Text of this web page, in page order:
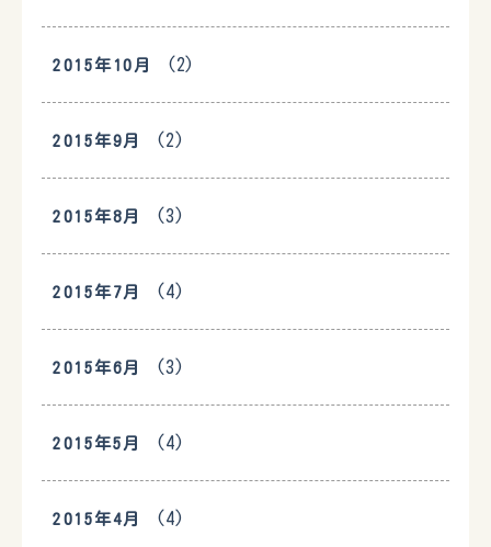
2015年10月 (2)
2015年9月 (2)
2015年8月 (3)
2015年7月 (4)
2015年6月 (3)
2015年5月 (4)
2015年4月 (4)